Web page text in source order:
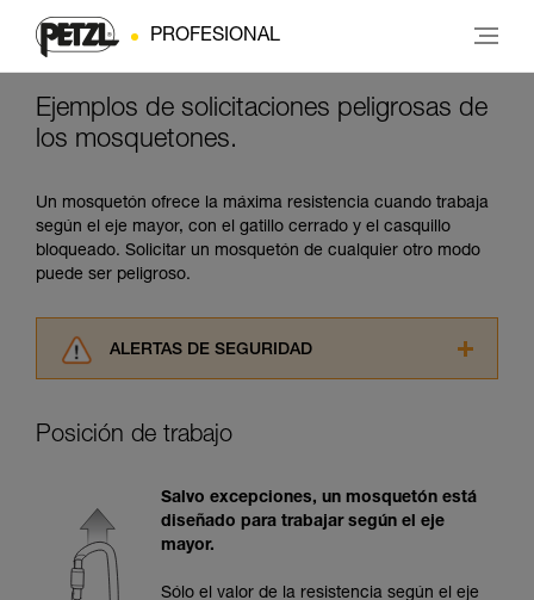
PROFESIONAL
Ejemplos de solicitaciones peligrosas de
los mosquetones.
Un mosquetón ofrece la máxima resistencia cuando trabaja
según el eje mayor, con el gatillo cerrado y el casquillo
bloqueado. Solicitar un mosquetón de cualquier otro modo
puede ser peligroso.
ALERTAS DE SEGURIDAD
consultarlo. Usted debe comprender la
comprender este complemento informativo.
Dominar estas técnicas requiere una formación
y un entrenamiento específico. Confirme a
través de un profesional su capacidad para
ejecutar estas técnicas, solo y con total
Posición de trabajo
Salvo excepciones, un mosquetón está
diseñado para trabajar según el eje
mayor.
Sólo el valor de la resistencia según el eje